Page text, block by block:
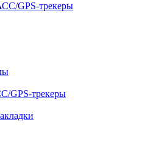
GPS-трекеры
GPS-трекеры